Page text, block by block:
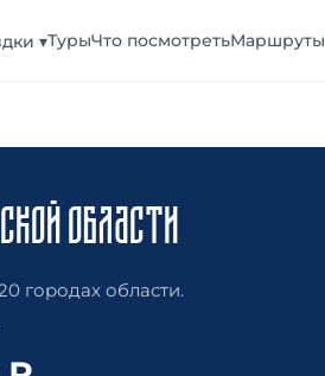
▾ТурыЧто посмотретьМаршруты
ОБЛАСТИ
городах области.